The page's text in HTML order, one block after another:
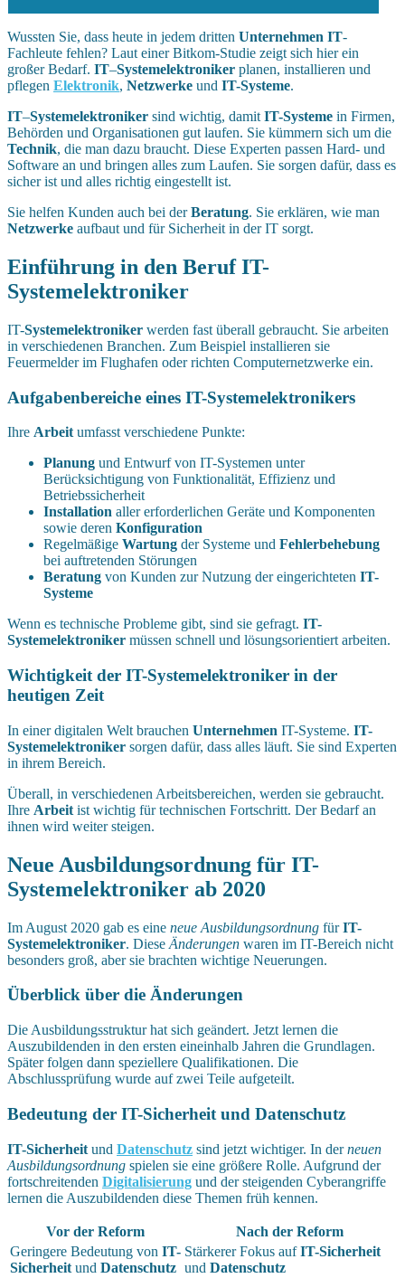
Wussten Sie, dass heute in jedem dritten Unternehmen IT-
Fachleute fehlen? Laut einer Bitkom-Studie zeigt sich hier ein
großer Bedarf. IT–Systemelektroniker planen, installieren und
pflegen Elektronik, Netzwerke und IT-Systeme.
IT–Systemelektroniker sind wichtig, damit IT-Systeme in Firmen,
Behörden und Organisationen gut laufen. Sie kümmern sich um die
Technik, die man dazu braucht. Diese Experten passen Hard- und
Software an und bringen alles zum Laufen. Sie sorgen dafür, dass es
sicher ist und alles richtig eingestellt ist.
Sie helfen Kunden auch bei derBeratung. Sie erklären, wie man
Netzwerke aufbaut und für Sicherheit in der IT sorgt.
Einführung in den Beruf IT-
Systemelektroniker
IT-Systemelektroniker werden fast überall gebraucht. Sie arbeiten
in verschiedenen Branchen. Zum Beispiel installieren sie
Feuermelder im Flughafen oder richten Computernetzwerke ein.
Aufgabenbereiche eines IT-Systemelektronikers
Ihre Arbeitumfasst verschiedene Punkte:
Planung und Entwurf von IT-Systemen unter
Berücksichtigung von Funktionalität, Effizienz und
Betriebssicherheit
Installation aller erforderlichen Geräte und Komponenten
sowie deren Konfiguration
Regelmäßige Wartung der Systeme und Fehlerbehebung
bei auftretenden Störungen
Beratung von Kunden zur Nutzung der eingerichteten IT-
Systeme
Wenn es technische Probleme gibt, sind sie gefragt. IT-
Systemelektroniker müssen schnell und lösungsorientiert arbeiten.
Wichtigkeit der IT-Systemelektroniker in der
heutigen Zeit
In einer digitalen Welt brauchen Unternehmen IT-Systeme. IT-
Systemelektroniker sorgen dafür, dass alles läuft. Sie sind Experten
in ihrem Bereich.
Überall, in verschiedenen Arbeitsbereichen, werden sie gebraucht.
Ihre Arbeit ist wichtig für technischen Fortschritt. Der Bedarf an
ihnen wird weiter steigen.
Neue Ausbildungsordnung für IT-
Systemelektroniker ab 2020
Im August 2020 gab es eine neue Ausbildungsordnung fürIT-
Systemelektroniker. Diese Änderungen waren im IT-Bereich nicht
besonders groß, aber sie brachten wichtige Neuerungen.
Überblick über die Änderungen
Die Ausbildungsstruktur hat sich geändert. Jetzt lernen die
Auszubildenden in den ersten eineinhalb Jahren die Grundlagen.
Später folgen dann speziellere Qualifikationen. Die
Abschlussprüfung wurde auf zwei Teile aufgeteilt.
Bedeutung der IT-Sicherheit und Datenschutz
IT-Sicherheit und Datenschutz sind jetzt wichtiger. In derneuen
Ausbildungsordnung spielen sie eine größere Rolle. Aufgrund der
fortschreitenden Digitalisierung und der steigenden Cyberangriffe
lernen die Auszubildenden diese Themen früh kennen.
Vor der Reform
Nach der Reform
Geringere Bedeutung von IT-
Sicherheit und Datenschutz
Stärkerer Fokus aufIT-Sicherheit
und Datenschutz